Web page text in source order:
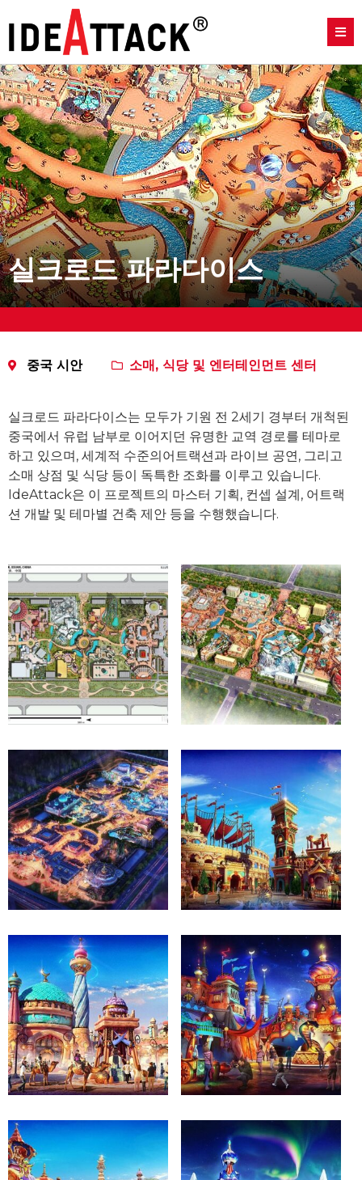
실크로드 파라다이스
중국 시안 소매, 식당 및 엔터테인먼트 센터
실크로드 파라다이스는 모두가 기원 전 2세기 경부터 개척된
중국에서 유럽 남부로 이어지던 유명한 교역 경로를 테마로
하고 있으며, 세계적 수준의어트랙션과 라이브 공연, 그리고
소매 상점 및 식당 등이 독특한 조화를 이루고 있습니다.
IdeAttack은 이 프로젝트의 마스터 기획, 컨셉 설계, 어트랙
션 개발 및 테마별 건축 제안 등을 수행했습니다.